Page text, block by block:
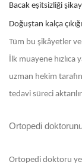
Bacak eşitsizliği
Doğuştan kalça
Tüm bu şikâyetler
İlk muayene
uzman hekim
tedavi süreci
Ortopedi
Ortopedi doktoru